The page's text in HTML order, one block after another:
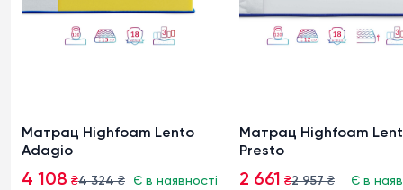
Матрац Highfoam Lento
Adagio
4 108 ₴4 324₴ Є в наявності
Матрац Highfoam
Presto
2 661 ₴2 957₴ Є в